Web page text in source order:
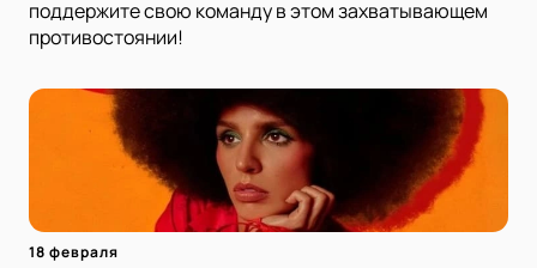
поддержите свою команду в этом захватывающем
противостоянии!
18 февраля